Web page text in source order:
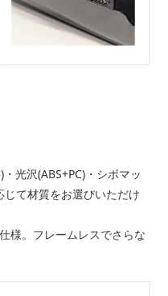
光沢(ABS+PC)・シボマッ
じて材質をお選びいただけ
様。フレームレスでさらな